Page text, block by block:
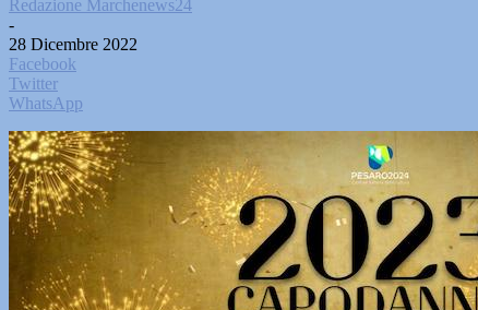
Redazione Marchenews24
-
28 Dicembre 2022
Facebook
Twitter
WhatsApp